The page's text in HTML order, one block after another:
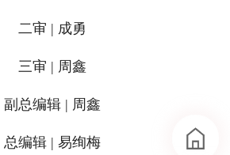
二审 | 成勇
三审 | 周鑫
副总编辑 | 周鑫
总编辑 | 易绚梅